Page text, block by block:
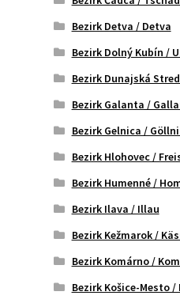
Bezirk Detva / Detva
Bezirk Dolný Kubín /
Bezirk Dunajská
Bezirk Galanta /
Bezirk Gelnica /
Bezirk Hlohovec /
Bezirk Humenné /
Bezirk Ilava / Illau
Bezirk Kežmarok /
Bezirk Komárno /
Bezirk Košice-Mesto